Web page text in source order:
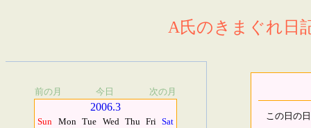
A氏のきまぐれ日
前の月 今日 次の月
2006.3
Sun Mon Tue Wed Thu Fri Sat
この日の